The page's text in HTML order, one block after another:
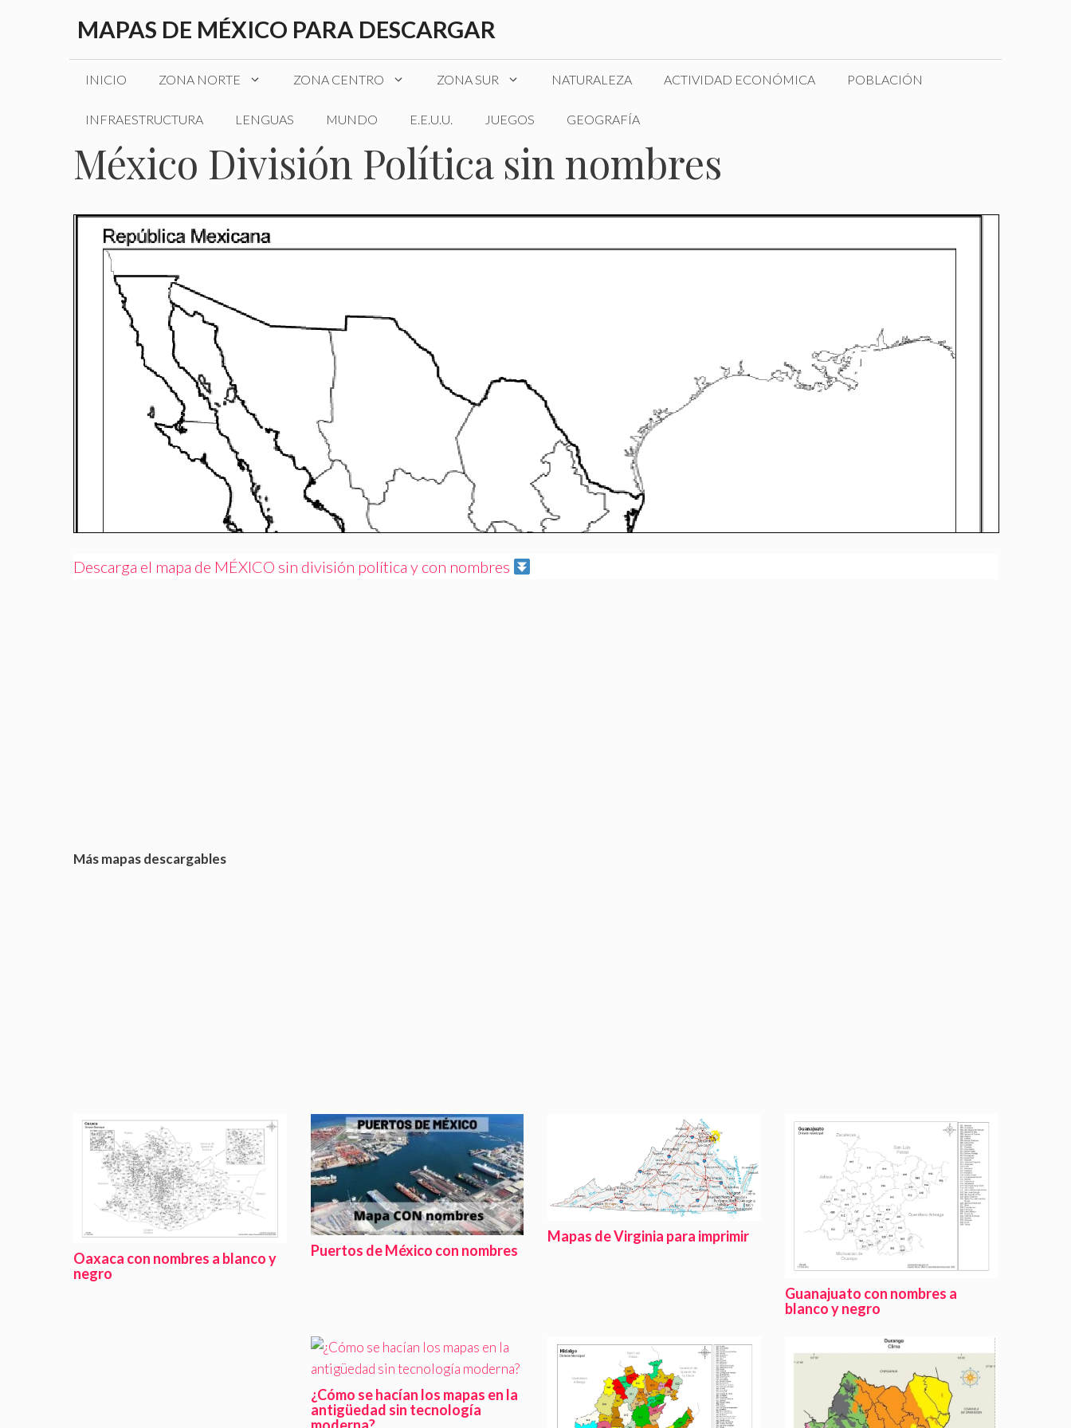
MAPAS DE MÉXICO PARA DESCARGAR
INICIO ZONA NORTE ZONA CENTRO ZONA SUR NATURALEZA ACTIVIDAD ECONÓMICA POBLACIÓN
INFRAESTRUCTURA LENGUAS MUNDO E.E.U.U. JUEGOS GEOGRAFÍA
México División Política sin nombres
Descarga el mapa de MÉXICO sin división política y con nombres
Más mapas descargables
Oaxaca con nombres a blanco y
negro
Puertos de México con nombres
Mapas de Virginia para imprimir
Guanajuato con nombres a
blanco y negro
¿Cómo se hacían los mapas en la
antigüedad sin tecnología